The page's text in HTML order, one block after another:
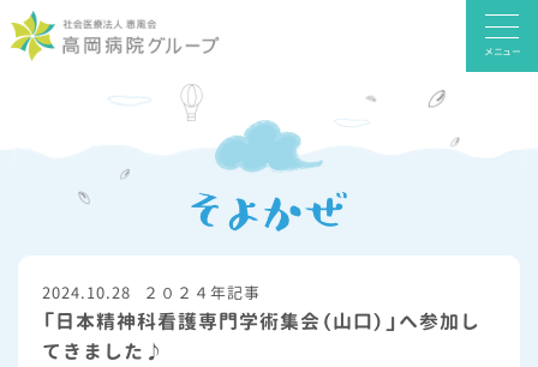
メニュー
2024.10.28 ２０２４年記事
「日本精神科看護専門学術集会（山口）」へ参加し
てきました♪